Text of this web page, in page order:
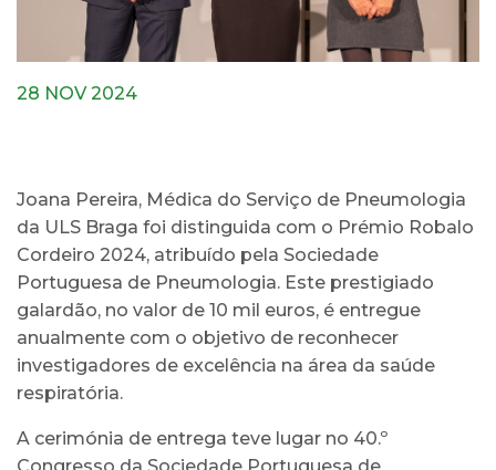
28 NOV 2024
Joana Pereira, Médica do Serviço de Pneumologia
da ULS Braga foi distinguida com o Prémio Robalo
Cordeiro 2024, atribuído pela Sociedade
Portuguesa de Pneumologia. Este prestigiado
galardão, no valor de 10 mil euros, é entregue
anualmente com o objetivo de reconhecer
investigadores de excelência na área da saúde
respiratória.
A cerimónia de entrega teve lugar no 40.º
Congresso da Sociedade Portuguesa de